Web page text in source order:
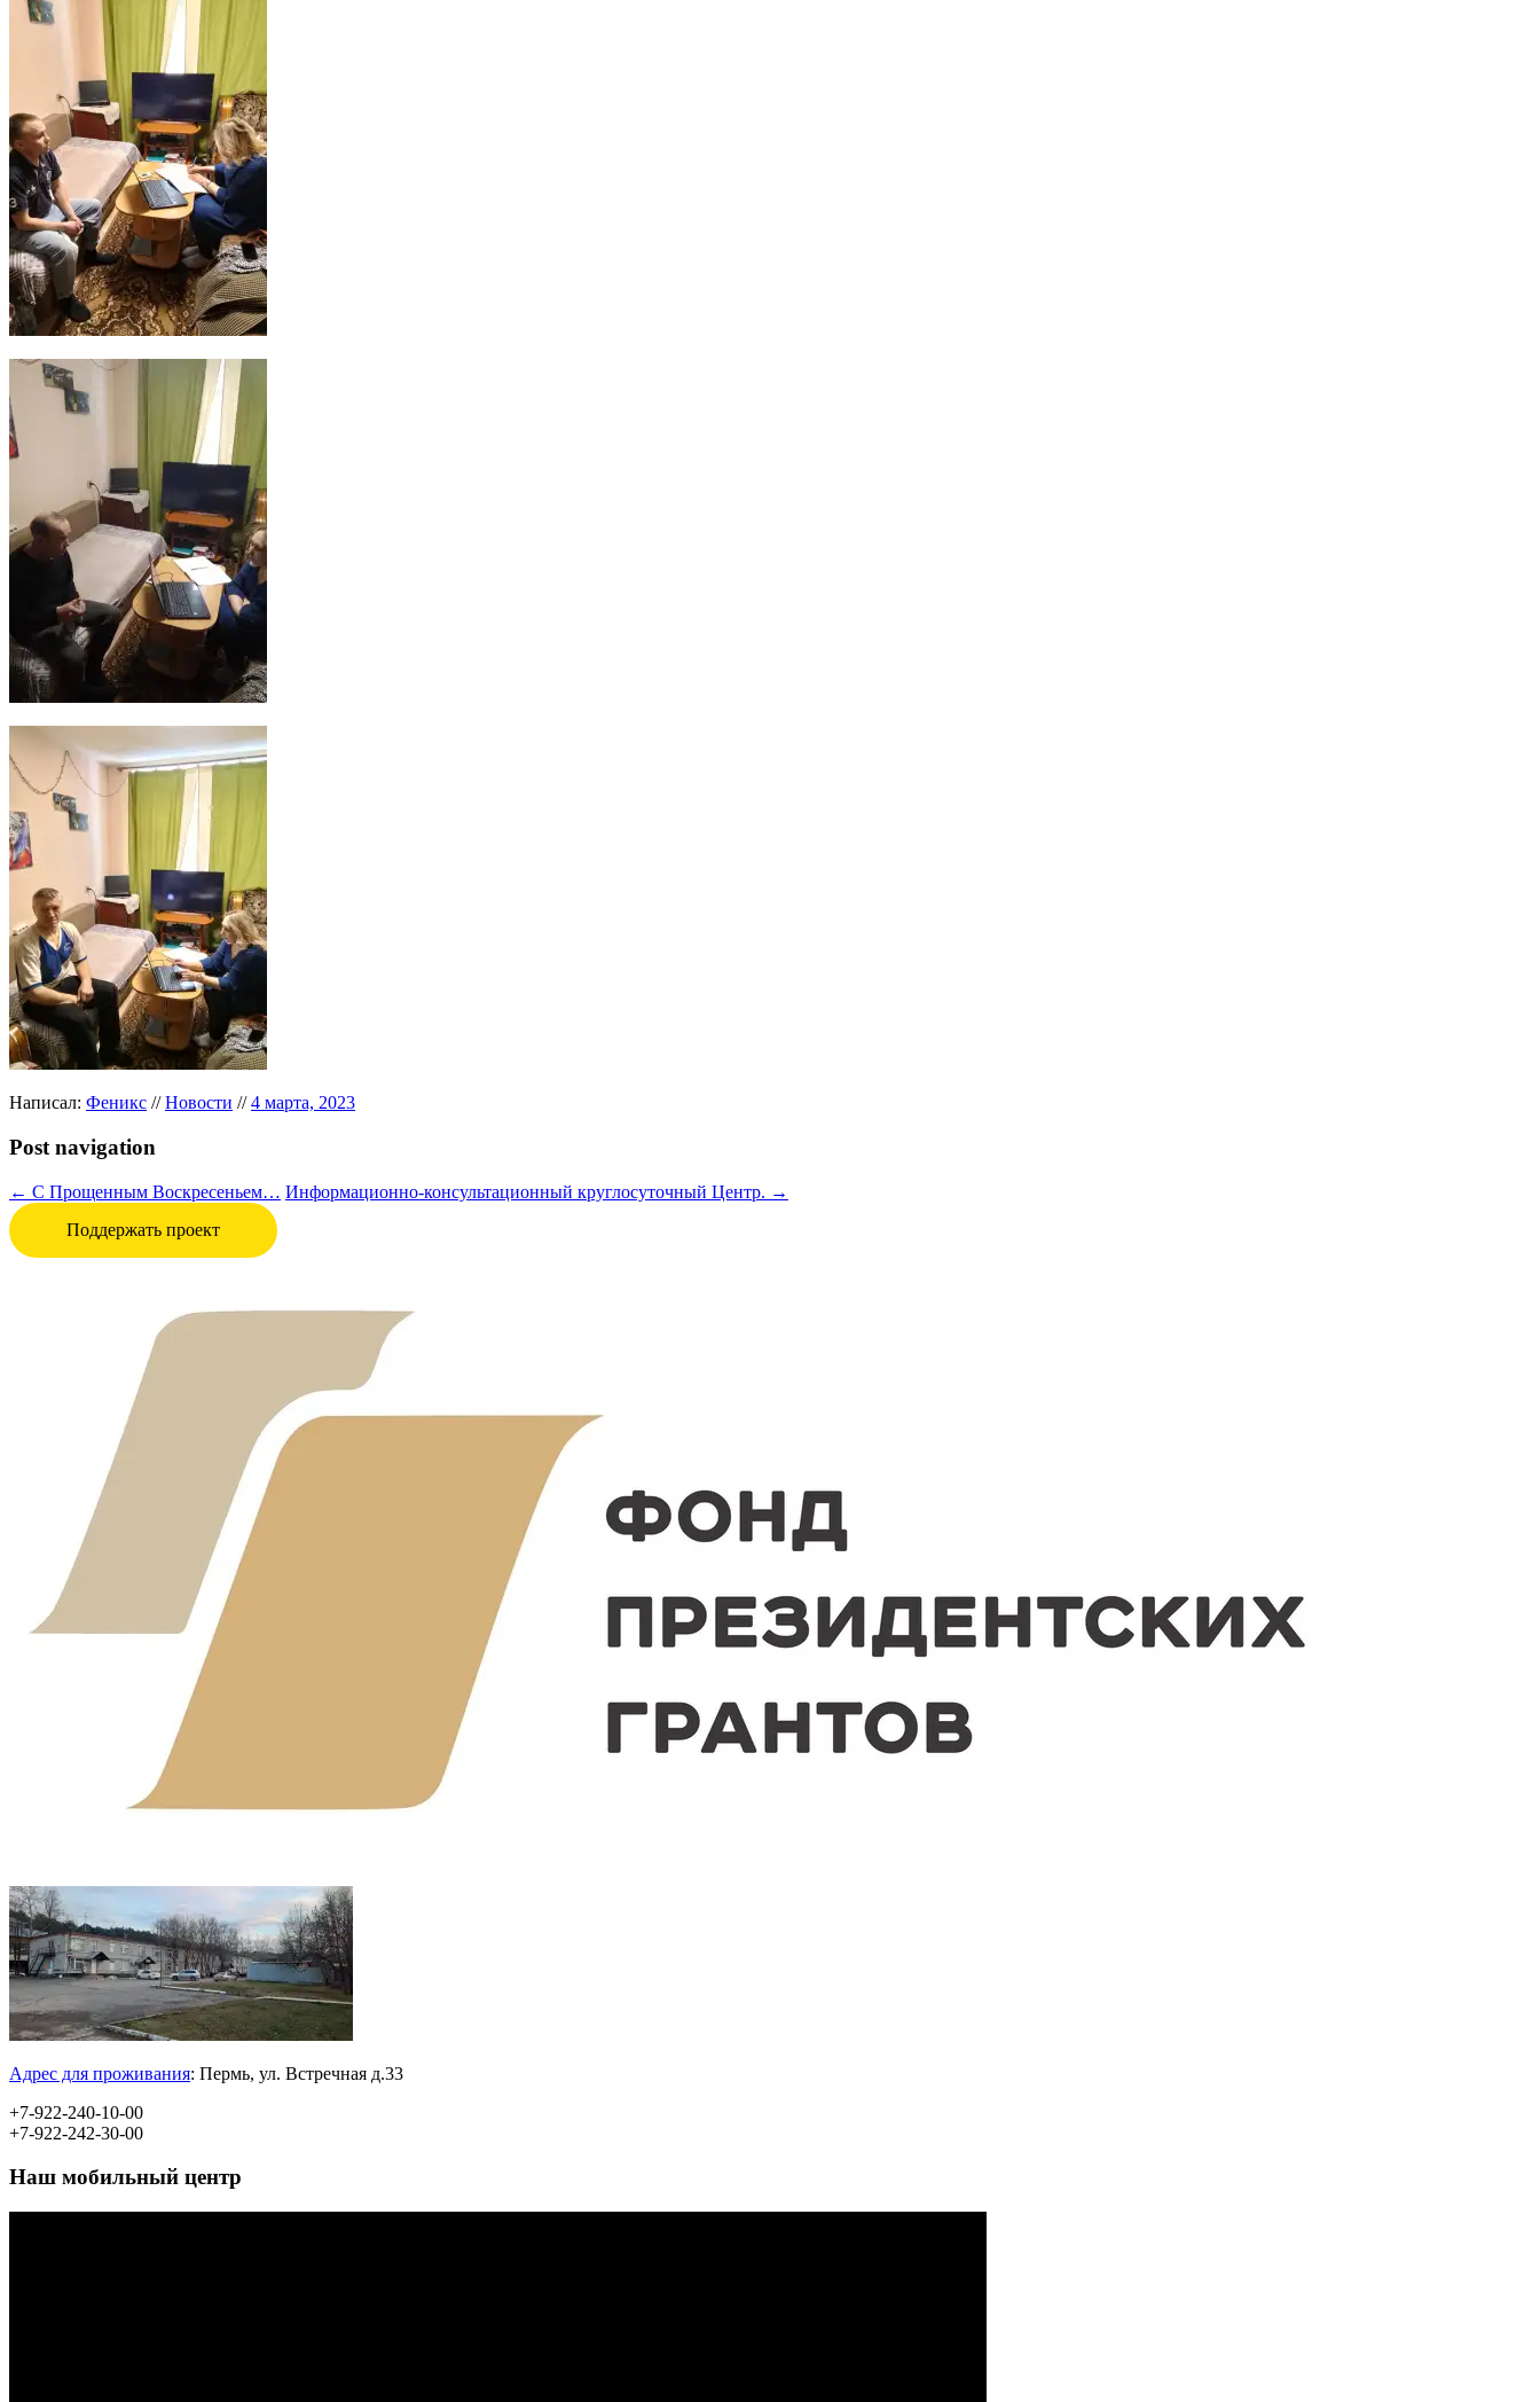
Написал: Феникс // Новости // 4 марта, 2023
Post navigation
← С Прощенным Воскресеньем… Информационно-консультационный круглосуточный Центр. →
Поддержать проект
Адрес для проживания: Пермь, ул. Встречная д.33
+7-922-240-10-00
+7-922-242-30-00
Наш мобильный центр